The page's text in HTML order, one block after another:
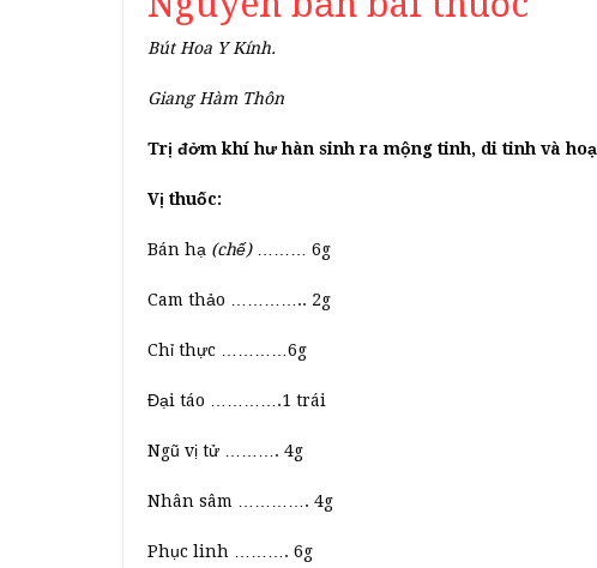
Bút Hoa Y Kính.
Giang Hàm Thôn
Trị đởm khí hư hàn sinh ra mộng tinh, di tinh và
Vị thuốc:
Bán hạ (chế)……… 6g
Cam thảo ………….. 2g
Chỉ thực …………6g
Đại táo ………….1 trái
Ngũ vị tử ………. 4g
Nhân sâm …………. 4g
Phục linh ………. 6g